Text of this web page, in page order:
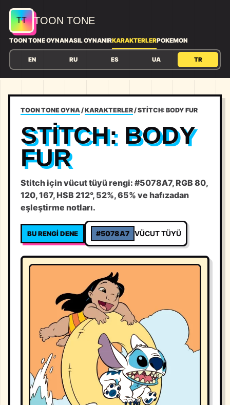
TOON TONE
TOON TONE OYNANASIL OYNANIRKARAKTERLERPOKEMON
EN RU ES UA TR
TOON TONE OYNA/KARAKTERLER/STITCH: BODY FUR
STITCH: BODY
FUR
Stitch için vücut tüyü rengi: #5078A7, RGB 80,
120, 167, HSB 212°, 52%, 65% ve hafızadan
eşleştirme notları.
BU RENGI DENE #5078A7 VÜCUT TÜYÜ